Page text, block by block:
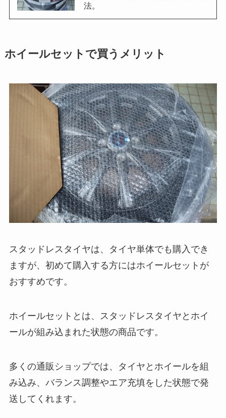
法。
ホイールセットで買うメリット
スタッドレスタイヤは、タイヤ単体でも購入でき
ますが、初めて購入する方にはホイールセットが
おすすめです。
ホイールセットとは、スタッドレスタイヤとホイ
ールが組み込まれた状態の商品です。
多くの通販ショップでは、タイヤとホイールを組
み込み、バランス調整やエア充填をした状態で発
送してくれます。